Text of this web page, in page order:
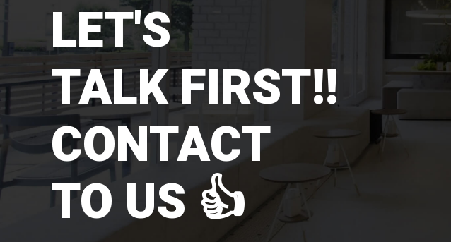
LET'S
TALK FIRST!!
CONTACT
TO US 👍